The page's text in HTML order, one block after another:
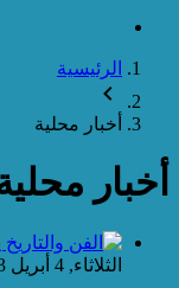
الرئيسية
أخبار محلية
أخبار
الثلاثاء, 4 أبريل 2023